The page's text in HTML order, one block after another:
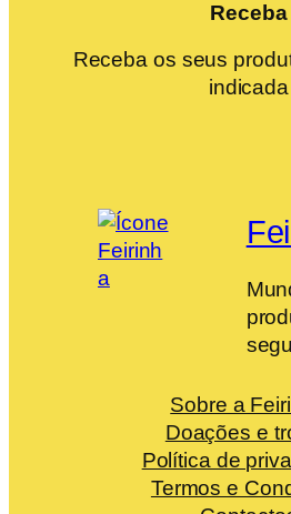
Receba
Receba os seus
indicada
Sobre a
Doações e
Política de
Termos e